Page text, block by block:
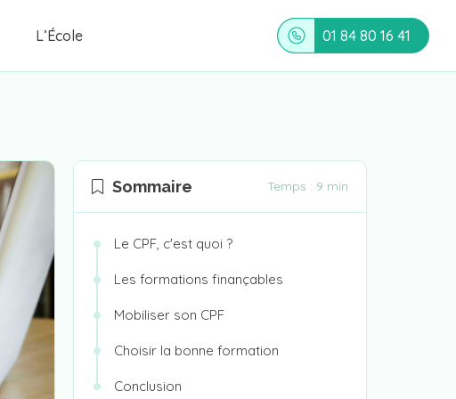
L’École 01 84 80 16 41
Sommaire Temps : 9 min
Le CPF, c'est quoi ?
Les formations finançables
Mobiliser son CPF
Choisir la bonne formation
Conclusion